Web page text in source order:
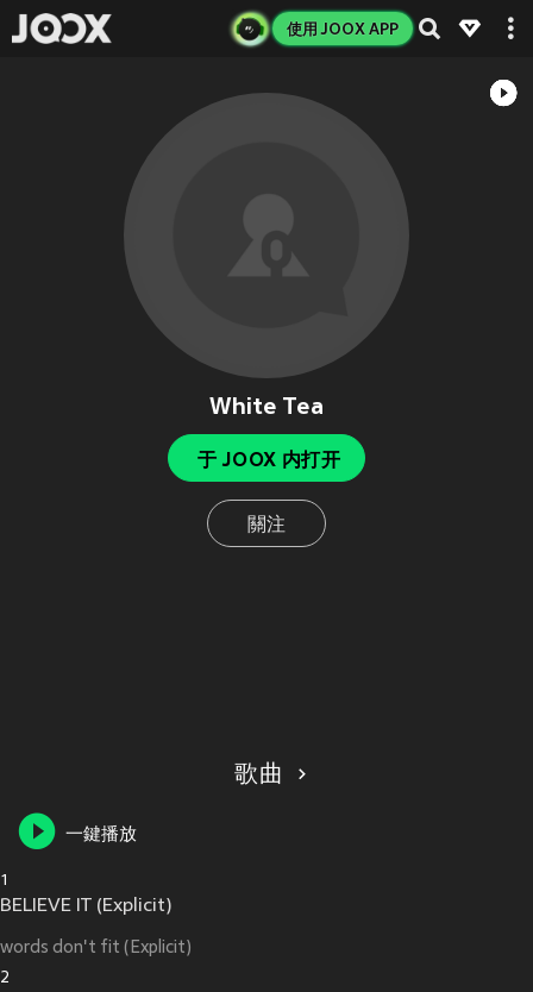
使用 JOOX APP
White Tea
于 JOOX 内打开
關注
歌曲
一鍵播放
1
BELIEVE IT (Explicit)
words don't fit (Explicit)
2